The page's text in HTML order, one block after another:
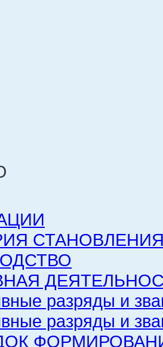
разряды и
разряды и